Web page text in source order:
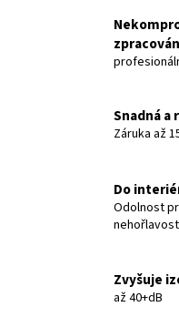
Snadná a
Záruka až
Do
Odolnost
Zvyšuje
až 40+dB